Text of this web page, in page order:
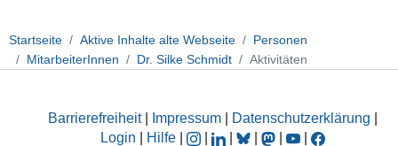
Startseite Aktive Inhalte alte Webseite
Personen
MitarbeiterInnen
Dr. Silke Schmidt Aktivitäten
Barrierefreiheit| Impressum Datenschutzerklärung
Login
Hilfe